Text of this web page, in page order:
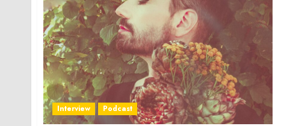
Interview Podcast